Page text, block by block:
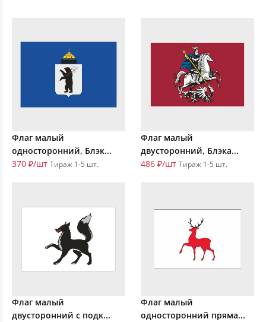
Флаг малый
односторонний, Блэк...
370 ₽/шт Тираж 1-5 шт.
Флаг малый
двусторонний, Блэка...
486 ₽/шт Тираж 1-5 шт.
Флаг малый
двусторонний с подк...
Флаг малый
односторонний пряма...